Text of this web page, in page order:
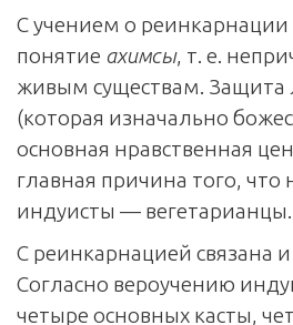
С учением о реинкарнации
понятие ахимсы, т. е.
живым существам.
(которая изначально
основная нравственная
главная причина того, что
индуисты — вегетарианцы.
С реинкарнацией связана и
Согласно вероучению
четыре основных касты,